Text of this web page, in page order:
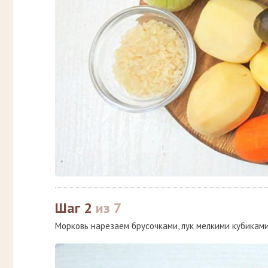
Шаг 2 из 7
Морковь нарезаем брусочками, лук мелкими